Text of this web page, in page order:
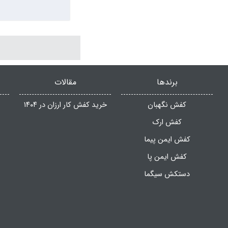
شرکت رادین ایمن
برندها
کفش نگهبان
کفش ارک
کفش ایمن پیما
کفش ایمن پا
دستکش سیگما
مقالات
خرید کفش کار ارزان در ۱۴۰۴